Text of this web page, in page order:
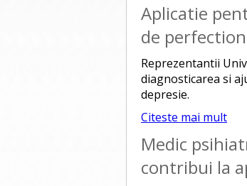
Aplicatie
de
Reprezentantii
diagnosticarea si
depresie.
Citeste mai mult
Medic
contribui la